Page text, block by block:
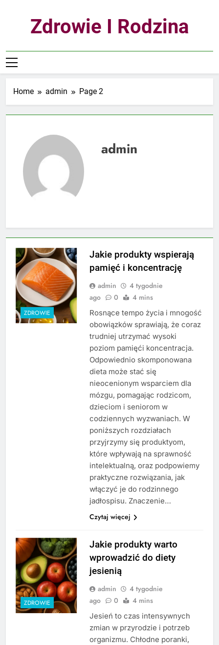
Zdrowie I Rodzina
Home admin Page 2
admin
ZDROWIE
Jakie produkty wspierają
pamięć i koncentrację
admin
4 tygodnie
ago
0 4 mins
Rosnące tempo życia i mnogość
obowiązków sprawiają, że coraz
trudniej utrzymać wysoki
poziom pamięći koncentracja.
Odpowiednio skomponowana
dieta może stać się
nieocenionym wsparciem dla
mózgu, pomagając rodzicom,
dzieciom i seniorom w
codziennych wyzwaniach. W
poniższych rozdziałach
przyjrzymy się produktyom,
które wpływają na sprawność
intelektualną, oraz podpowiemy
praktyczne rozwiązania, jak
włączyć je do rodzinnego
jadłospisu. Znaczenie…
Czytaj więcej
ZDROWIE
Jakie produkty warto
wprowadzić do diety
jesienią
admin
4 tygodnie
ago
0 4 mins
Jesień to czas intensywnych
zmian w przyrodzie i potrzeb
organizmu. Chłodne poranki,